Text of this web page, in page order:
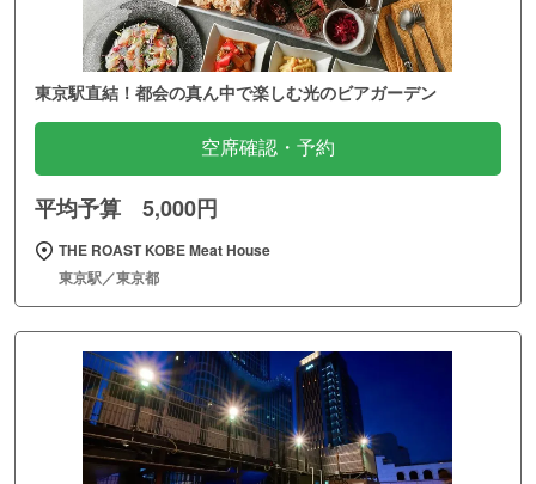
東京駅直結！都会の真ん中で楽しむ光のビアガーデン
空席確認・予約
平均予算 5,000円
THE ROAST KOBE Meat House
東京駅／東京都